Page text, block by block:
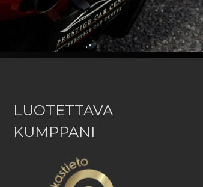
LUOTETTAVA
KUMPPANI